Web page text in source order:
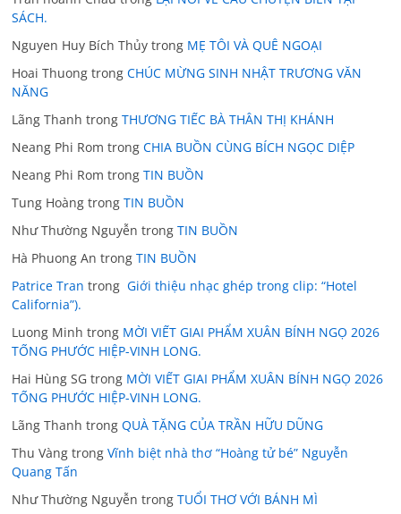
SÁCH.
Nguyen Huy Bích Thủy trong MẸ TÔI VÀ QUÊ NGOẠI
Hoai Thuong trongCHÚC MỪNG SINH NHẬT TRƯƠNG VĂN
NĂNG
Lãng Thanh trongTHƯƠNG TIẾC BÀ THÂN THỊ KHÁNH
Neang Phi Rom trongCHIA BUỒN CÙNG BÍCH NGỌC DIỆP
Neang Phi Rom trongTIN BUỒN
Tung Hoàng trongTIN BUỒN
Như Thường Nguyễn trongTIN BUỒN
Hà Phuong An trongTIN BUỒN
Patrice Tran trong Giới thiệu nhạc ghép trong clip: “Hotel
California”).
Luong Minh trong MỜI VIẾT GIAI PHẨM XUÂN BÍNH NGỌ 2026
TỐNG PHƯỚC HIỆP-VINH LONG.
Hai Hùng SG trong MỜI VIẾT GIAI PHẨM XUÂN BÍNH NGỌ 2026
TỐNG PHƯỚC HIỆP-VINH LONG.
Lãng Thanh trongQUÀ TẶNG CỦA TRẦN HỮU DŨNG
Thu Vàng trongVĩnh biệt nhà thơ “Hoàng tử bé” Nguyễn
Quang Tấn
Như Thường Nguyễn trongTUỔI THƠ VỚI BÁNH MÌ